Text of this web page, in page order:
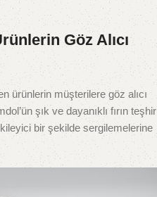
Göz Alıcı
ürünlerin müşterilere göz alıcı
şık ve dayanıklı fırın teşhir
bir şekilde sergilemelerine